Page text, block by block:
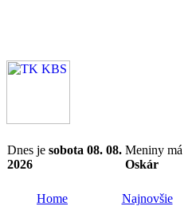
Dnes je sobota 08. 08.
2026
Meniny má
Oskár
Home Najnovšie